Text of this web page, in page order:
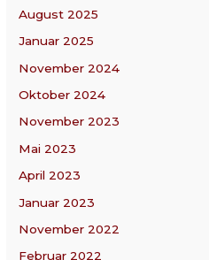
August 2025
Januar 2025
November 2024
Oktober 2024
November 2023
Mai 2023
April 2023
Januar 2023
November 2022
Februar 2022